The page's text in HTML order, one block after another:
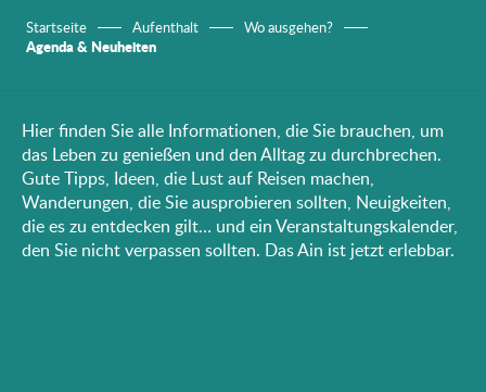
Startseite Aufenthalt Wo ausgehen?
Agenda & Neuheiten
Hier finden Sie alle Informationen, die Sie brauchen, um
das Leben zu genießen und den Alltag zu durchbrechen.
Gute Tipps, Ideen, die Lust auf Reisen machen,
Wanderungen, die Sie ausprobieren sollten, Neuigkeiten,
die es zu entdecken gilt… und ein Veranstaltungskalender,
den Sie nicht verpassen sollten. Das Ain ist jetzt erlebbar.